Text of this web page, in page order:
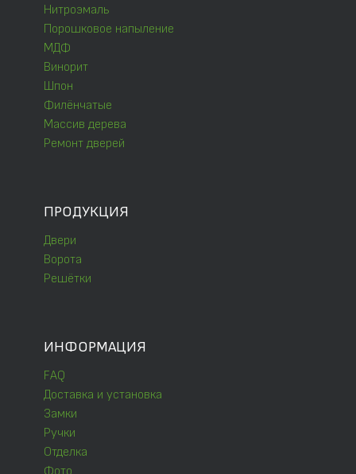
Нитроэмаль
Порошковое напыление
МДФ
Винорит
Шпон
Филёнчатые
Массив дерева
Ремонт дверей
ПРОДУКЦИЯ
Двери
Ворота
Решётки
ИНФОРМАЦИЯ
FAQ
Доставка и установка
Замки
Ручки
Отделка